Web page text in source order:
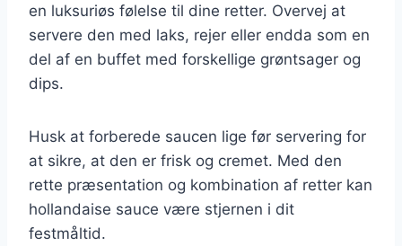
en luksuriøs følelse til dine retter. Overvej at
servere den med laks, rejer eller endda som en
del af en buffet med forskellige grøntsager og
dips.
Husk at forberede saucen lige før servering for
at sikre, at den er frisk og cremet. Med den
rette præsentation og kombination af retter kan
hollandaise sauce være stjernen i dit
festmåltid.